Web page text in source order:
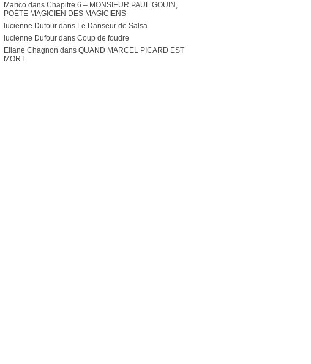
Marico dans Chapitre 6 – MONSIEUR PAUL GOUIN,
POÈTE MAGICIEN DES MAGICIENS
lucienne Dufour dans Le Danseur de Salsa
lucienne Dufour dans Coup de foudre
Eliane Chagnon dans QUAND MARCEL PICARD EST
MORT